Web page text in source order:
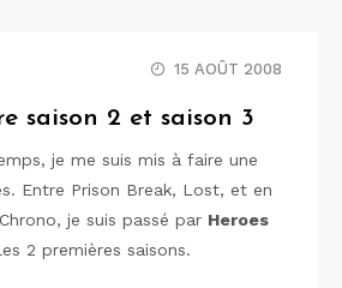
15 AOÛT 2008
saison 2 et saison 3
je me suis mis à faire une
Entre Prison Break, Lost, et en
je suis passé par Heroes
2 premières saisons.